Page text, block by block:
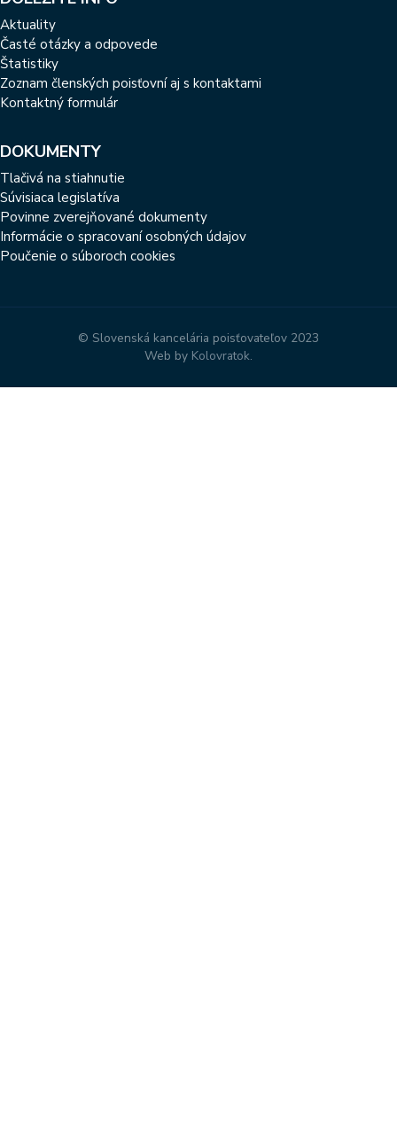
Aktuality
Časté otázky a odpovede
Štatistiky
Zoznam členských poisťovní aj s kontaktami
Kontaktný formulár
DOKUMENTY
Tlačivá na stiahnutie
Súvisiaca legislatíva
Povinne zverejňované dokumenty
Informácie o spracovaní osobných údajov
Poučenie o súboroch cookies
© Slovenská kancelária poisťovateľov 2023
Web by Kolovratok.